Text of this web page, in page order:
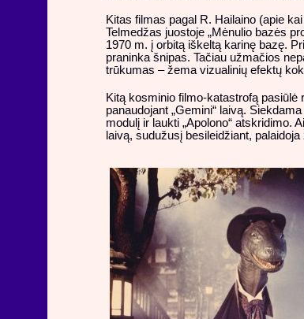
Kitas filmas pagal R. Hailaino (apie
Telmedžas juostoje „Mėnulio bazės
1970 m. į orbitą iškeltą karinę bazę.
praninka šnipas. Tačiau užmačios
trūkumas – žema vizualinių efektų
Kitą kosminio filmo-katastrofą pasiūlė
panaudojant „Gemini“ laivą.
modulį ir laukti „Apolono“
laivą, sudužusį besileidžiant,